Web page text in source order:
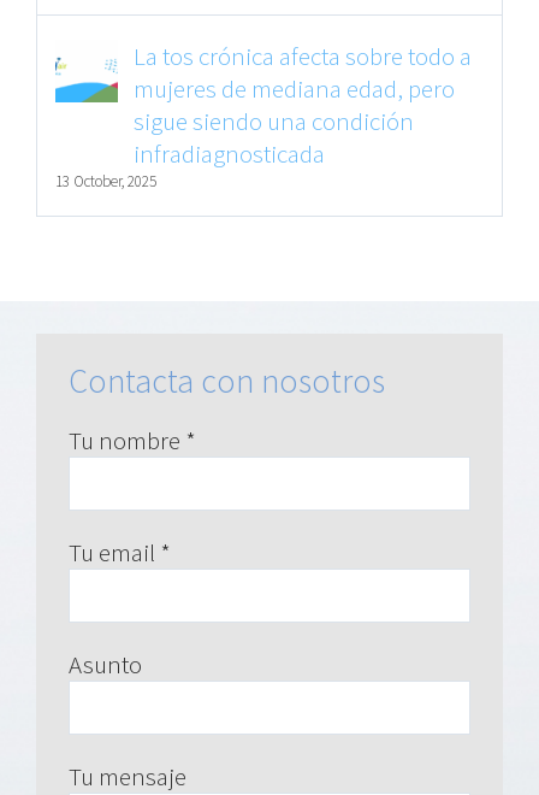
La tos crónica afecta sobre todo a
mujeres de mediana edad, pero
sigue siendo una condición
infradiagnosticada
13 October, 2025
Contacta con nosotros
Tu nombre *
Tu email *
Asunto
Tu mensaje